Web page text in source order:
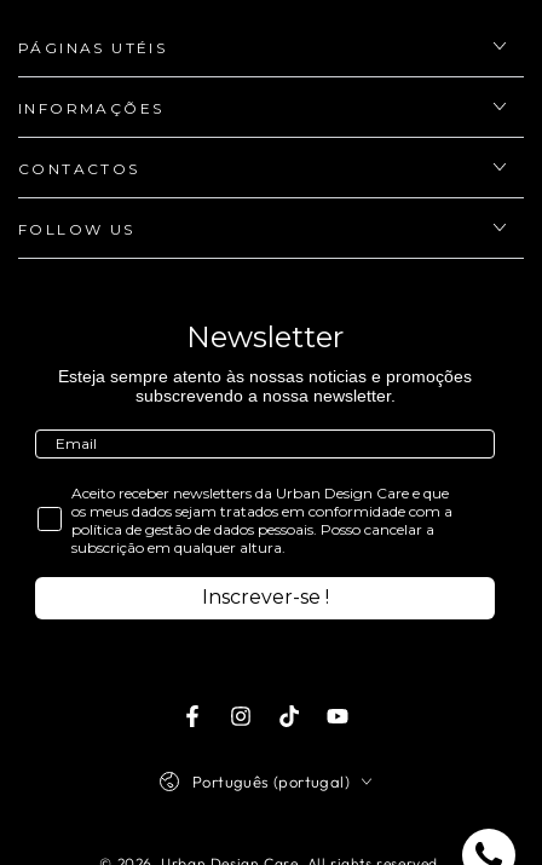
PÁGINAS UTÉIS
INFORMAÇÕES
CONTACTOS
FOLLOW US
Newsletter
Esteja sempre atento às nossas noticias e promoções
subscrevendo a nossa newsletter.
Aceito receber newsletters da Urban Design Care e que
os meus dados sejam tratados em conformidade com a
política de gestão de dados pessoais. Posso cancelar a
subscrição em qualquer altura.
Inscrever-se !
FacebookInstagramTikTokYoutube
Português (portugal)